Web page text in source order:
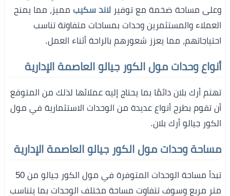
وعلى مساحة ضخمة مع توفير لاند سكيب مميز، مما يمنح
العملاء والمستثمرين وحدات بمساحات متفاوتة تناسب
احتياجاتهم، مما يعزز شعورهم بالراحة أثناء العمل.
أنواع وحدات مول الكور جيالو العاصمة الإدارية
تهتم أرك بلان دائمًا بما يحتاج إليه عملائها لذلك من المتوقع
أن تقوم بطرح أنواع عديدة من الوحدات الاستثمارية في مول
الكور جيالو أرك بلان.
مساحة وحدات مول الكور جيالو العاصمة الإدارية
تبدأ مساحة الوحدات المتوفرة في مول الكور جيالو من 50
متر مربع وسوف تتفاوت مساحة مختلف الوحدات بما يتناسب